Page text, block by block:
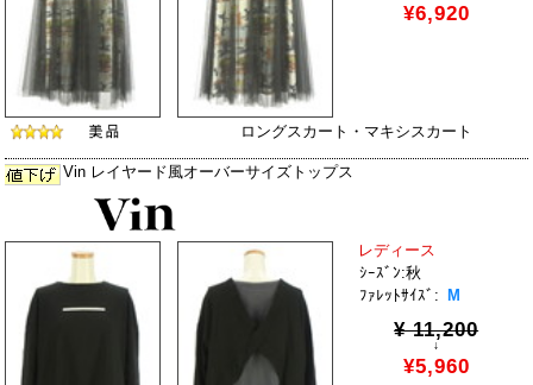
¥6,920
ロングスカート・マキシスカート
Vin レイヤード風オーバーサイズトップス
レディース
ｼｰｽﾞﾝ:秋
ﾌｧﾚｯﾄｻｲｽﾞ:
M
¥ 11,200
↓
¥5,960